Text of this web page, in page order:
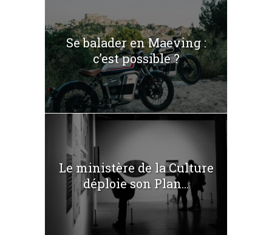
Se balader en Maeving :
c’est possible ?
Le ministère de la Culture
déploie son Plan...